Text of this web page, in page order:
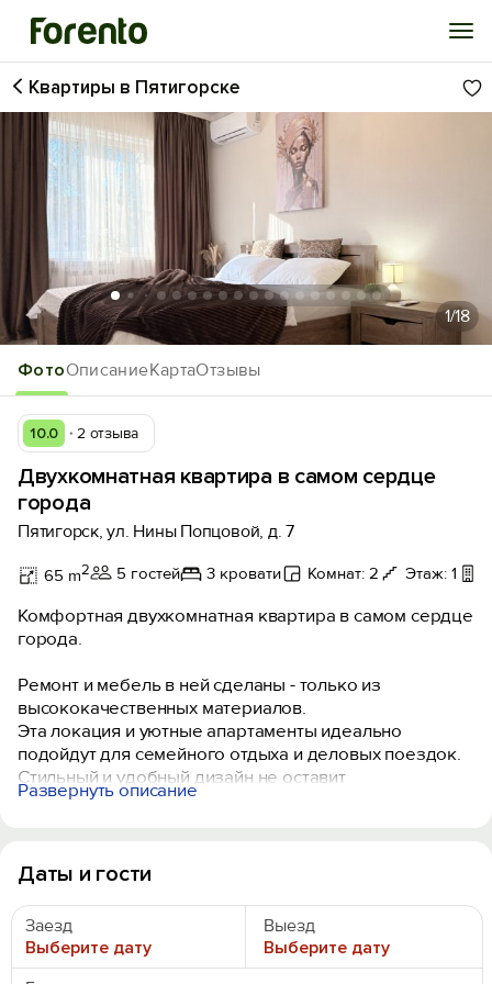
Войти
Избранное
История просмотра
Добавить свой объект
ФотоОписаниеКартаОтзывы
Квартиры в Пятигорске
1/18
10.0 2 отзыва
Двухкомнатная квартира в самом сердце
города
Пятигорск, ул. Нины Попцовой, д. 7
65 m2 5 гостей 3 кровати Комнат: 2 Этаж: 1
Комфортная двухкомнатная квартира в самом сердце
города.
Ремонт и мебель в ней сделаны - только из
высококачественных материалов.
Эта локация и уютные апартаменты идеально
подойдут для семейного отдыха и деловых поездок.
Стильный и удобный дизайн не оставит
равнодушными наших гостей.
основных достопримечательностей города пешком
за 5 минут.
Наш парк «Цветник»– самое зелёное и знаменитое
место для отдыха, в нем есть развлечения для детей,
частая живая музыка - прям под открытом небом
Развернуть описание
Даты и гости
Заезд
Выберите дату
Выезд
Выберите дату